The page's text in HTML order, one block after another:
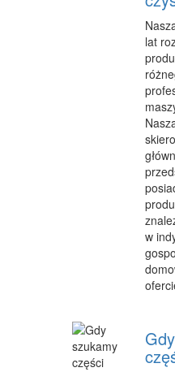
INNE
IMPREZY
ZAJĘCIA
ADWOKACI,
SPRZĄTANIE,
lat
w